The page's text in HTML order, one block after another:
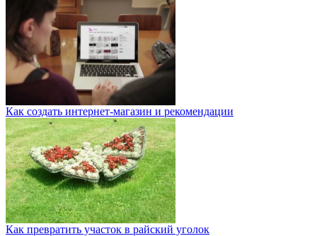
Как создать интернет-магазин и рекомендации
Как превратить участок в райский уголок